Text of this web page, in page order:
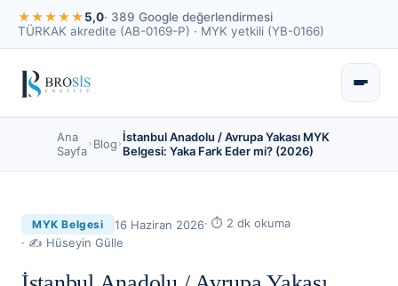
★★★★★5,0· 389 Google değerlendirmesi
TÜRKAK akredite (AB-0169-P) · MYK yetkili (YB-0166)
Ana
Sayfa Blog İstanbul Anadolu / Avrupa Yakası MYK
Belgesi: Yaka Fark Eder mi? (2026)
MYK Belgesi 16 Haziran 2026· ⏱ 2 dk okuma
· ✍ Hüseyin Gülle